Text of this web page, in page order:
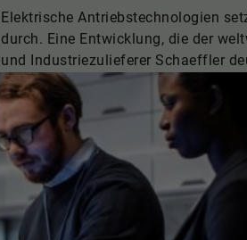
Elektrische Antriebstechnologien
durch. Eine Entwicklung, die der
und Industriezulieferer Schaeffler
aktuelle Zahlen belegen.